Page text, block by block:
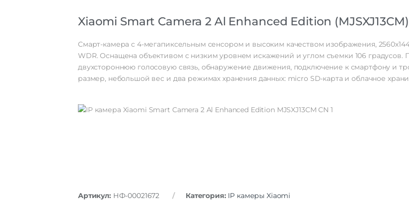
Xiaomi Smart Camera 2 Al Enhanced Edition (MJSXJ13CM)
Cмарт-камера с 4-мегапиксельным сенсором и высоким качеством изображения,
WDR. Оснащена объективом с низким уровнем искажений и углом съемки 106
двухстороннюю голосовую связь, обнаружение движения, подключение к смартфону и
размер, небольшой вес и два режимах хранения данных: micro SD-карта и облачное
Артикул: НФ-00021672 Категория: IP камеры Xiaomi